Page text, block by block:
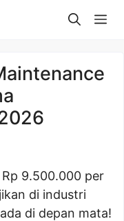
9.500.000 per
di industri
di depan mata!